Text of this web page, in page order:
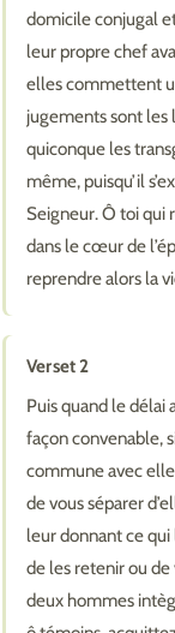
domicile conjugal
leur propre chef
elles commettent
jugements sont les
quiconque les
même, puisqu’il
Seigneur. Ô toi qui
dans le cœur de
reprendre alors la
Verset 2
Puis quand le délai
façon convenable,
commune avec
de vous séparer
leur donnant ce
de les retenir ou
deux hommes